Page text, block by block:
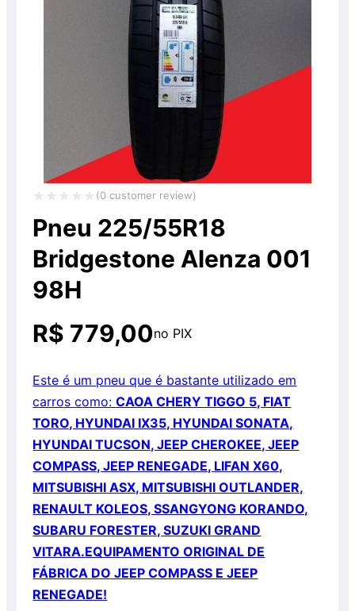
Avaliação
0
de
5
(0 customer review)
Pneu 225/55R18
Bridgestone Alenza 001
98H
R$ 779,00no PIX
Este é um pneu que é bastante utilizado em
carros como:CAOA CHERY TIGGO 5, FIAT
TORO, HYUNDAI IX35, HYUNDAI SONATA,
HYUNDAI TUCSON, JEEP CHEROKEE, JEEP
COMPASS, JEEP RENEGADE, LIFAN X60,
MITSUBISHI ASX, MITSUBISHI OUTLANDER,
RENAULT KOLEOS, SSANGYONG KORANDO,
SUBARU FORESTER, SUZUKI GRAND
VITARA.EQUIPAMENTO ORIGINAL DE
FÁBRICA DO JEEP COMPASS E JEEP
RENEGADE!